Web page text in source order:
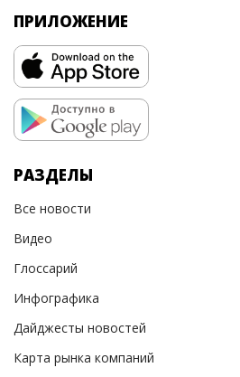
ПРИЛОЖЕНИЕ
РАЗДЕЛЫ
Все новости
Видео
Глоссарий
Инфографика
Дайджесты новостей
Карта рынка компаний